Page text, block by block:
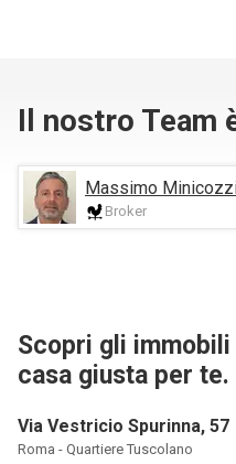
Il nostro Team
Massimo
Broker
Scopri gli immobili
casa giusta per te.
Via Vestricio Spurinna, 57
Roma - Quartiere Tuscolano